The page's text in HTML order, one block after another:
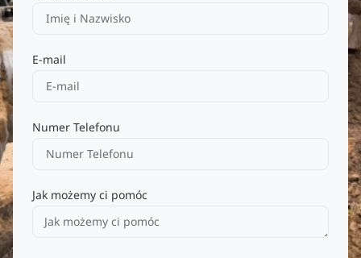
E-mail
Numer Telefonu
Jak możemy ci pomóc